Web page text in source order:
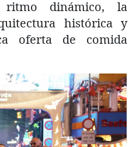
dinámico, la
histórica y
oferta de comida